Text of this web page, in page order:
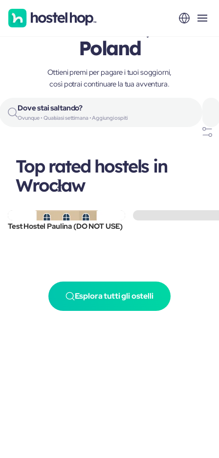
Wrocław,
Poland
Ottieni premi per pagare i tuoi soggiorni,
così potrai continuare la tua avventura.
Dove stai saltando?
Ovunque • Qualsiasi settimana • Aggiungi ospiti
Top rated hostels in
Wrocław
Test Hostel Paulina (DO NOT USE)
Esplora tutti gli ostelli